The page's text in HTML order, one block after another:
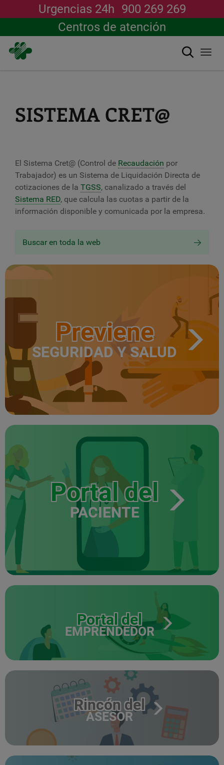
Urgencias 24h 900 269 269
Centros de atención
Buscar
SISTEMA CRET@
El Sistema Cret@ (Control de Recaudación por
Trabajador) es un Sistema de Liquidación Directa de
cotizaciones de la TGSS, canalizado a través del
Sistema RED, que calcula las cuotas a partir de la
información disponible y comunicada por la empresa.
Buscar en toda la web
Previene
SEGURIDAD Y SALUD
Portal del
PACIENTE
Portal del
EMPRENDEDOR
Rincón del
ASESOR